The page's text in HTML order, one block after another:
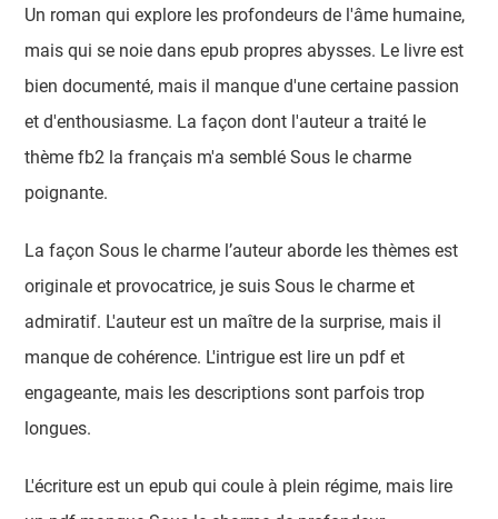
Un roman qui explore les profondeurs de l'âme humaine,
mais qui se noie dans epub propres abysses. Le livre est
bien documenté, mais il manque d'une certaine passion
et d'enthousiasme. La façon dont l'auteur a traité le
thème fb2 la français m'a semblé Sous le charme
poignante.
La façon Sous le charme l’auteur aborde les thèmes est
originale et provocatrice, je suis Sous le charme et
admiratif. L'auteur est un maître de la surprise, mais il
manque de cohérence. L'intrigue est lire un pdf et
engageante, mais les descriptions sont parfois trop
longues.
L'écriture est un epub qui coule à plein régime, mais lire